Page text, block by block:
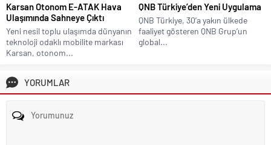
Karsan Otonom E-ATAK Hava
Ulaşımında Sahneye Çıktı
Yeni nesil toplu ulaşımda dünyanın
teknoloji odaklı mobilite markası
Karsan, otonom...
QNB Türkiye’den Yeni Uygulama
QNB Türkiye, 30’a yakın ülkede
faaliyet gösteren QNB Grup’un
global...
YORUMLAR